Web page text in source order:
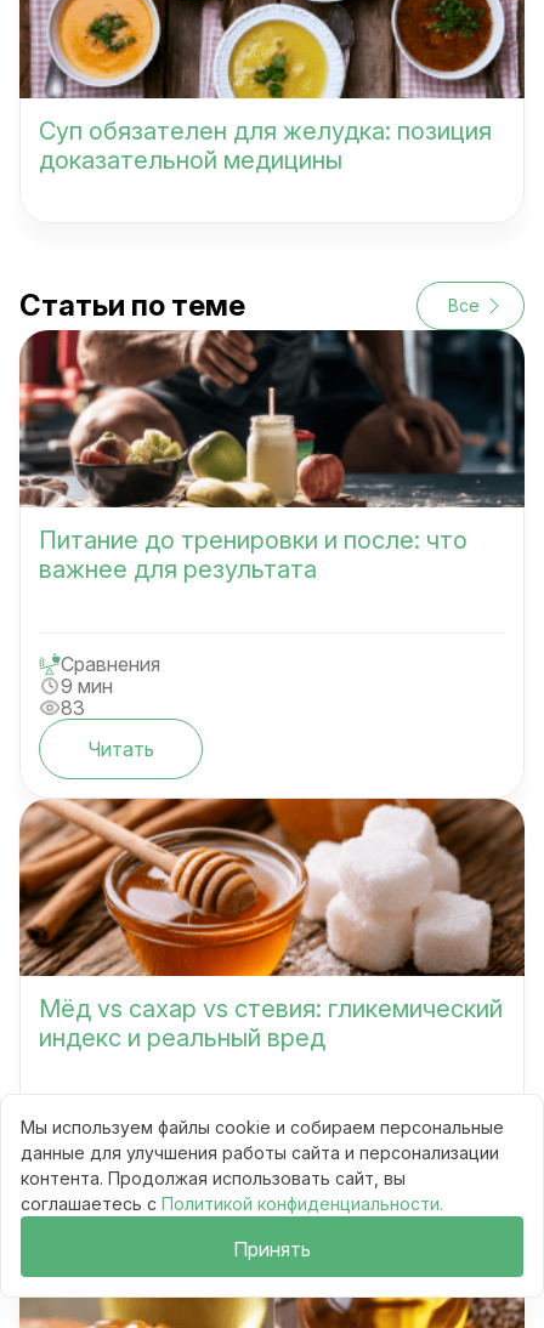
Суп обязателен для желудка: позиция
доказательной медицины
Статьи по теме Все
Питание до тренировки и после: что
важнее для результата
Сравнения
9 мин
83
Читать
Мёд vs сахар vs стевия: гликемический
индекс и реальный вред
Сравнения
10 мин
60
Читать
Мы используем файлы cookie и собираем персональные
данные для улучшения работы сайта и персонализации
контента. Продолжая использовать сайт, вы
соглашаетесь с Политикой конфиденциальности.
Принять